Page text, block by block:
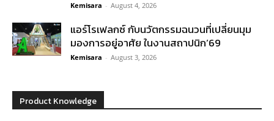
Kemisara - August 4, 2026
แอร์โรเฟลกซ์ กับนวัตกรรมฉนวนที่เปลี่ยนมุม
มองการอยู่อาศัย ในงานสถาปนิก’69
Kemisara - August 3, 2026
Product Knowledge